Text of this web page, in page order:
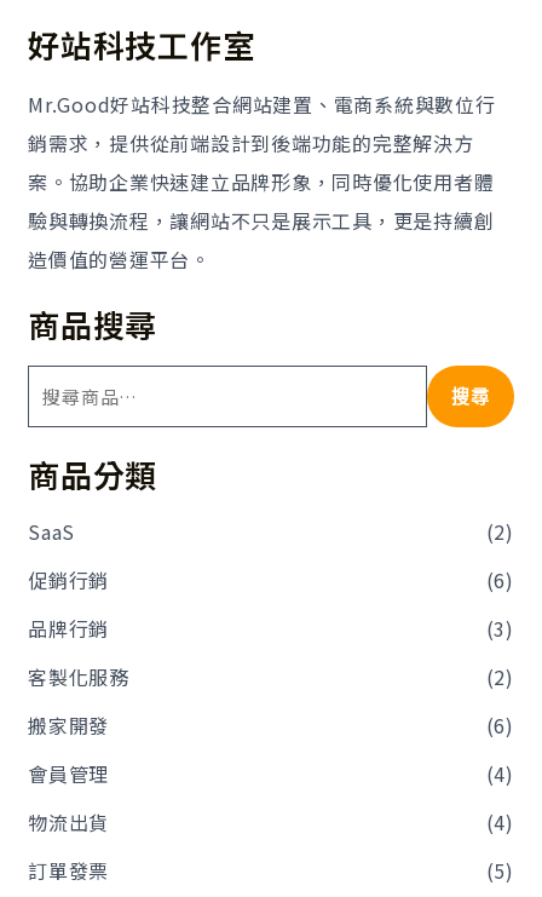
好站科技工作室
Mr.Good好站科技整合網站建置、電商系統與數位行
銷需求，提供從前端設計到後端功能的完整解決方
案。協助企業快速建立品牌形象，同時優化使用者體
驗與轉換流程，讓網站不只是展示工具，更是持續創
造價值的營運平台。
商品搜尋
搜尋
商品分類
SaaS
(2)
促銷行銷
(6)
品牌行銷
(3)
客製化服務
(2)
搬家開發
(6)
會員管理
(4)
物流出貨
(4)
訂單發票
(5)